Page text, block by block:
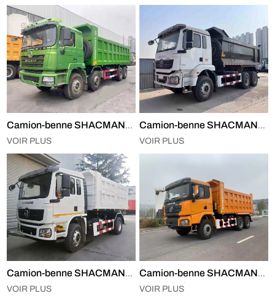
Camion-benne SHACMAN
F3000 8×4
VOIR PLUS
Camion-benne SHACMAN
H3000 6×4
VOIR PLUS
Camion-benne SHACMAN
L3000 4×2
VOIR PLUS
Camion-benne SHACMAN
X3000 6×4
VOIR PLUS